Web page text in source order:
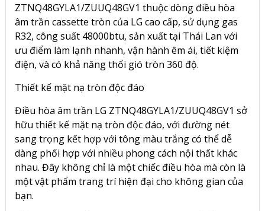
ZTNQ48GYLA1/ZUUQ48GV1 thuộc dòng điều hòa
âm trần cassette tròn của LG cao cấp, sử dụng gas
R32, công suất 48000btu, sản xuất tại Thái Lan với
ưu điểm làm lạnh nhanh, vận hành êm ái, tiết kiệm
điện, và có khả năng thổi gió tròn 360 độ.
Thiết kế mặt nạ tròn độc đáo
Điều hòa âm trần LG ZTNQ48GYLA1/ZUUQ48GV1 sở
hữu thiết kế mặt nạ tròn độc đáo, với đường nét
sang trọng kết hợp với tông màu trắng có thể dễ
dàng phối hợp với nhiều phong cách nội thất khác
nhau. Đây không chỉ là một chiếc điều hòa mà còn là
một vật phẩm trang trí hiện đại cho không gian của
bạn.